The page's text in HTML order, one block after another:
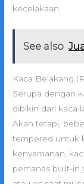
kecelakaan.
See also
Kaca Belakang
Serupa dengan
dibikin dari kaca
Akan tetapi,
tempered untuk
kenyamanan,
pemanas built-in